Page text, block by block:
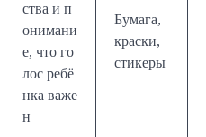
ства и п
онимани
е, что го
лос ребё
нка важе
н
Бумага,
краски,
стикеры